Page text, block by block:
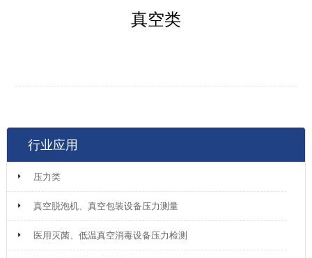
真空类
行业应用
压力类
真空脱泡机、真空包装设备压力测量
医用灭菌、低温真空消毒设备压力检测